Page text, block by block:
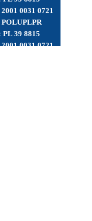
0031 0721
POLUPLPR
PL 39 8815
0031 0721